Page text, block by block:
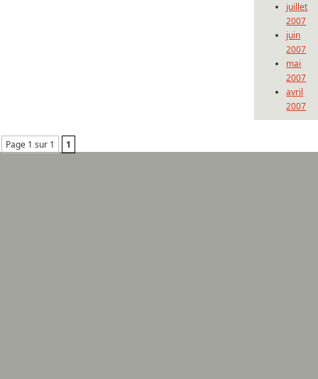
juillet
2007
juin
2007
mai
2007
avril
2007
Page 1 sur 1 1